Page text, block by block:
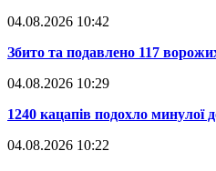
04.08.2026 10:42
​Збито та подавлено 117
04.08.2026 10:29
​1240 кацапів подохло минулої
04.08.2026 10:22